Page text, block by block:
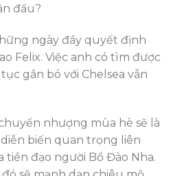
đấu?
ngày đầy quyết định
Felix. Việc anh có tìm được
gắn bó với Chelsea vẫn
nhượng mùa hè sẽ là
biến quan trọng liên
đạo người Bồ Đào Nha.